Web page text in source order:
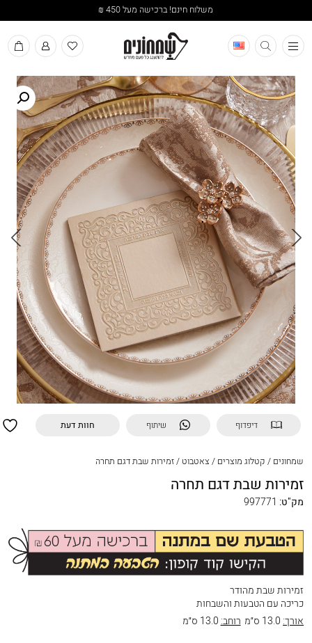
משלוח חינם! ברכישה מעל 450 ₪
תפריט
דיפדוף שיתוף חוות דעת
שמחונים / קטלוג מוצרים / צאטבוט /זמירות שבת דגם תחרה
זמירות שבת דגם תחרה
מק"ט: 997771
זמירות שבת מהודר
כריכה עם הטבעות והשבחות
אורך: 13.0 ס״מ רוחב: 13.0 ס״מ